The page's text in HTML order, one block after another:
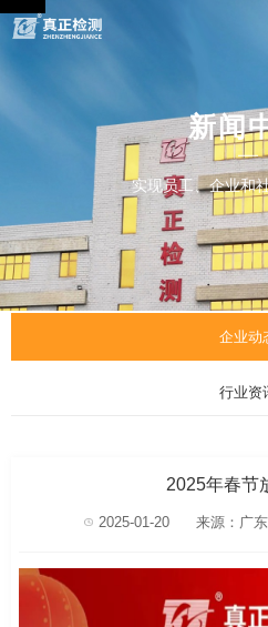
新闻
实现员工、企业和
企业动
行业资
2025年春节
2025-01-20 来源：广